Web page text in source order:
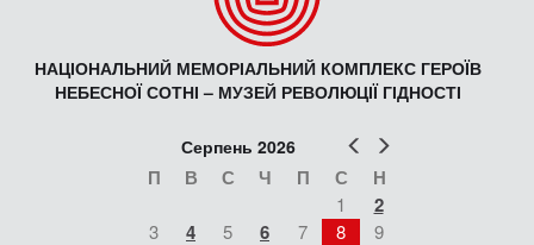
НАЦІОНАЛЬНИЙ МЕМОРІАЛЬНИЙ КОМПЛЕКС ГЕРОЇВ
НЕБЕСНОЇ СОТНІ – МУЗЕЙ РЕВОЛЮЦІЇ ГІДНОСТІ
Попер
Серпень 2026
П В С Ч П С Н
1 2
3 4 5 6 7 8
9